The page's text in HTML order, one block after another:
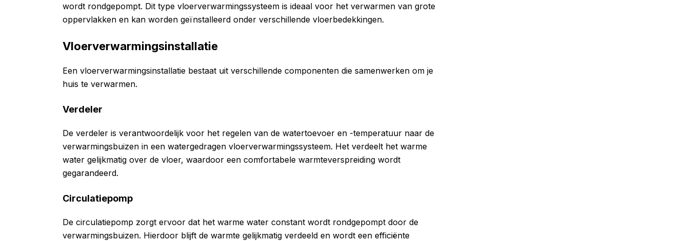
wordt rondgepompt. Dit type vloerverwarmingssysteem is ideaal voor het verwarmen van grote
oppervlakken en kan worden geïnstalleerd onder verschillende vloerbedekkingen.
Vloerverwarmingsinstallatie
Een vloerverwarmingsinstallatie bestaat uit verschillende componenten die samenwerken om je
huis te verwarmen.
Verdeler
De verdeler is verantwoordelijk voor het regelen van de watertoevoer en -temperatuur naar de
verwarmingsbuizen in een watergedragen vloerverwarmingssysteem. Het verdeelt het warme
water gelijkmatig over de vloer, waardoor een comfortabele warmteverspreiding wordt
gegarandeerd.
Circulatiepomp
De circulatiepomp zorgt ervoor dat het warme water constant wordt rondgepompt door de
verwarmingsbuizen. Hierdoor blijft de warmte gelijkmatig verdeeld en wordt een efficiënte